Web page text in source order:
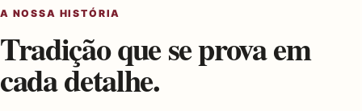
A NOSSA HISTÓRIA
Tradição que se prova em
cada detalhe.